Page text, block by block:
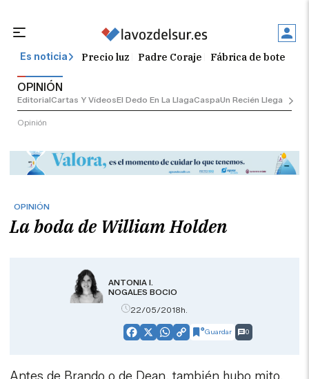
Es noticia Precio luz Padre Coraje Fábrica de botellas
OPINIÓN
EditorialCartas Y VídeosEl Dedo En La LlagaCaspaUn Recién Llegado
Opinión
OPINIÓN
La boda de William Holden
ANTONIA I.
NOGALES BOCIO
22/05/2018h.
Facebook
X WhatsApp
CopyGuardar 0
Antes de Brando o de Dean, también hubo mito.